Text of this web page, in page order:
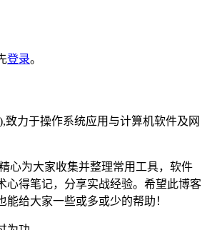
登录。
致力于操作系统应用与计算机软件及网
心为大家收集并整理常用工具，软件
心得笔记，分享实战经验。希望此博客
能给大家一些或多或少的帮助！